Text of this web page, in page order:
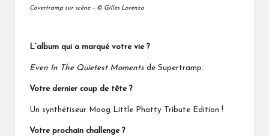
Covertramp sur scène – © Gilles Lorenzo
L’album qui a marqué votre vie ?
Even In The Quietest Moments de Supertramp.
Votre dernier coup de tête ?
Un synthétiseur Moog Little Phatty Tribute Edition !
Votre prochain challenge ?